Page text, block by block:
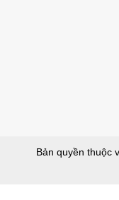
Bản quyền thuộc